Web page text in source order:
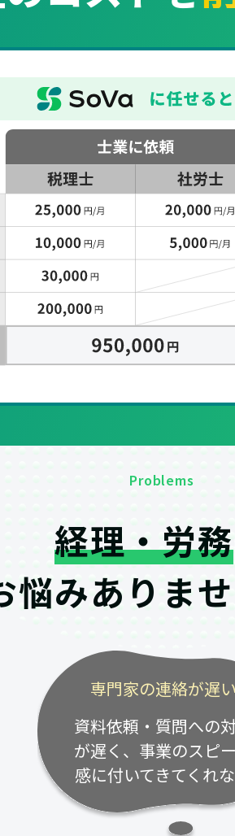
Problems
経理・労務
悩みありま
専門家の連絡が遅い
資料依頼・質問への
が遅く、事業のスピ
感に付いてきてくれ